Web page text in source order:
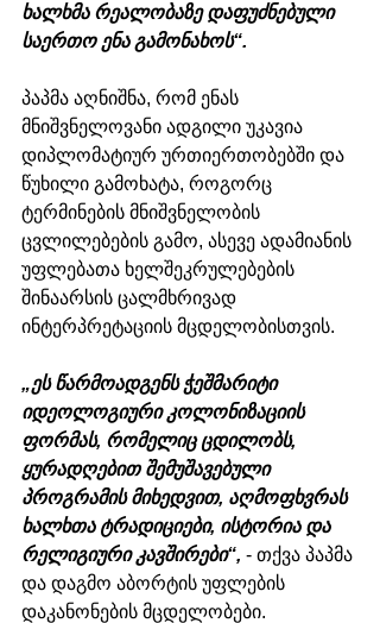
ხალხმა რეალობაზე დაფუძნებული
საერთო ენა გამონახოს“.
პაპმა აღნიშნა, რომ ენას
მნიშვნელოვანი ადგილი უკავია
დიპლომატიურ ურთიერთობებში და
წუხილი გამოხატა, როგორც
ტერმინების მნიშვნელობის
ცვლილებების გამო, ასევე ადამიანის
უფლებათა ხელშეკრულებების
შინაარსის ცალმხრივად
ინტერპრეტაციის მცდელობისთვის.
„ეს წარმოადგენს ჭეშმარიტი
იდეოლოგიური კოლონიზაციის
ფორმას, რომელიც ცდილობს,
ყურადღებით შემუშავებული
პროგრამის მიხედვით, აღმოფხვრას
ხალხთა ტრადიციები, ისტორია და
რელიგიური კავშირები“, - თქვა პაპმა
და დაგმო აბორტის უფლების
დაკანონების მცდელობები.